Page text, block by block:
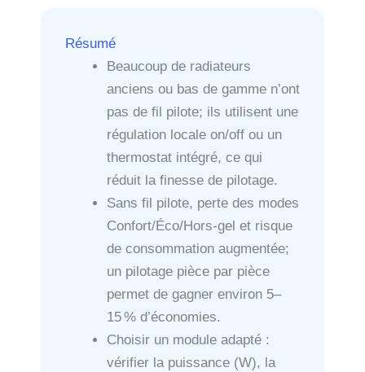
Résumé
Beaucoup de radiateurs
anciens ou bas de gamme n’ont
pas de fil pilote; ils utilisent une
régulation locale on/off ou un
thermostat intégré, ce qui
réduit la finesse de pilotage.
Sans fil pilote, perte des modes
Confort/Éco/Hors‑gel et risque
de consommation augmentée;
un pilotage pièce par pièce
permet de gagner environ 5–
15 % d’économies.
Choisir un module adapté :
vérifier la puissance (W), la